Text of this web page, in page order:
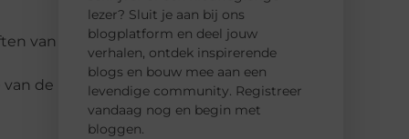
van
de
lezer? Sluit je aan bij ons
blogplatform en deel jouw
verhalen, ontdek inspirerende
blogs en bouw mee aan een
levendige community. Registreer
vandaag nog en begin met
bloggen.